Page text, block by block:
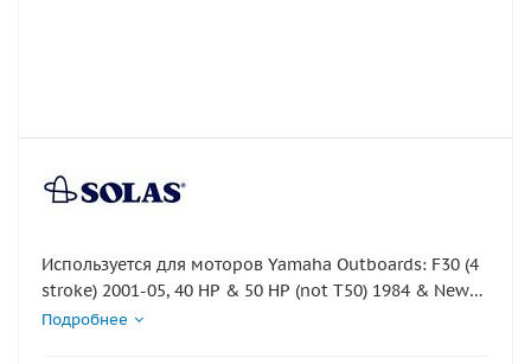
Используется для моторов Yamaha Outboards: F30 (4
stroke) 2001-05, 40 HP & 50 HP (not T50) 1984 & Newer,
13 spline propshaft 48 HP 1995 & Newer, 55 HP 1976-
Подробнее